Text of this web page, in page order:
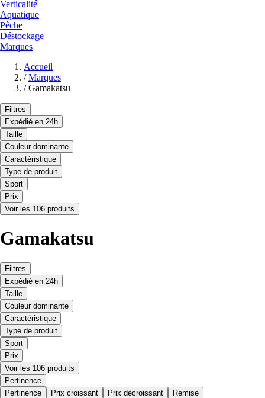
Verticalité
Aquatique
Pêche
Déstockage
Marques
Accueil
/ Marques
/ Gamakatsu
Filtres
Expédié en 24h
Taille
Couleur dominante
Caractéristique
Type de produit
Sport
Prix
Voir les 106 produits
Gamakatsu
Filtres
Expédié en 24h
Taille
Couleur dominante
Caractéristique
Type de produit
Sport
Prix
Voir les 106 produits
Pertinence
Pertinence
Prix croissant Prix décroissant Remise